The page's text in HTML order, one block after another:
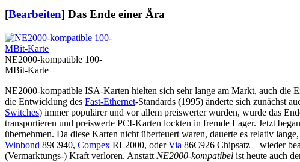
[Bearbeiten] Das Ende einer Ära
NE2000-kompatible 100-
MBit-Karte
NE2000-kompatible ISA-Karten hielten sich sehr lange am Markt, auch die
die Entwicklung des Fast-Ethernet-Standards (1995) änderte sich zunächst
Switches) immer populärer und vor allem preiswerter wurden, wurde das
transportieren und preiswerte PCI-Karten lockten in fremde Lager. Jetzt
übernehmen. Da diese Karten nicht überteuert waren, dauerte es relativ
Winbond 89C940, Compex RL2000, oderVia 86C926 Chipsatz – wieder
(Vermarktungs-) Kraft verloren. Anstatt NE2000-kompatibel ist heute auch